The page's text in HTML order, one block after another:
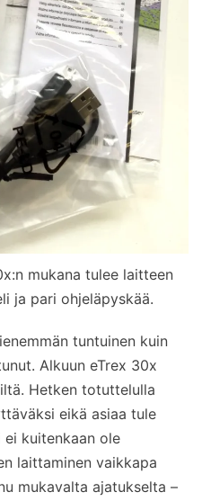
mukana tulee laitteen
ja pari ohjeläpyskää.
tuntuinen kuin
Alkuun eTrex 30x
Hetken totuttelulla
eikä asiaa tule
ei kuitenkaan ole
laittaminen vaikkapa
mukavalta ajatukselta –